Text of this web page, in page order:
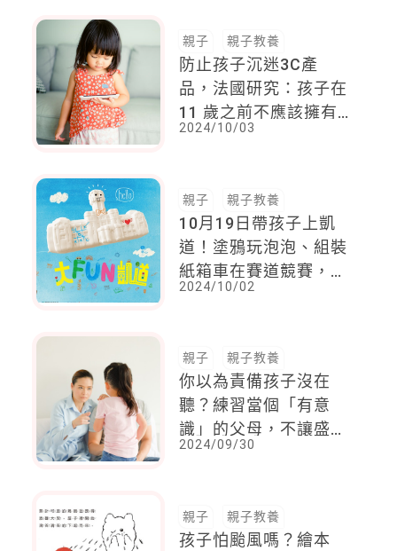
親子 親子教養
防止孩子沉迷3C產
品，法國研究：孩子在
11 歲之前不應該擁有
手機，試行禁止15歲以
2024/10/03
親子 親子教養
10月19日帶孩子上凱
道！塗鴉玩泡泡、組裝
紙箱車在賽道競賽，還
有扮家家酒好好玩
2024/10/02
親子 親子教養
你以為責備孩子沒在
聽？練習當個「有意
識」的父母，不讓盛怒
下話語傷了孩子的心
2024/09/30
親子 親子教養
孩子怕颱風嗎？繪本